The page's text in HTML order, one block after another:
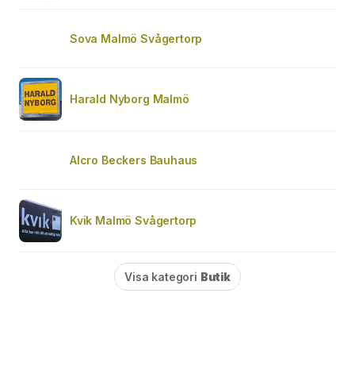
Sova Malmö Svågertorp
Harald Nyborg Malmö
Alcro Beckers Bauhaus
Kvik Malmö Svågertorp
Visa kategori Butik